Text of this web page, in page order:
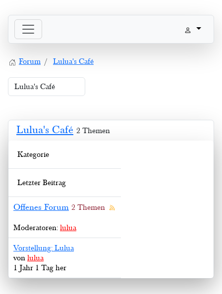
Forum Lulua's Café
Lulua's Café 2 Themen
Kategorie
Letzter Beitrag
Offenes Forum 2 Themen
Moderatoren: lulua
Vorstellung: Lulua
von lulua
1 Jahr 1 Tag her